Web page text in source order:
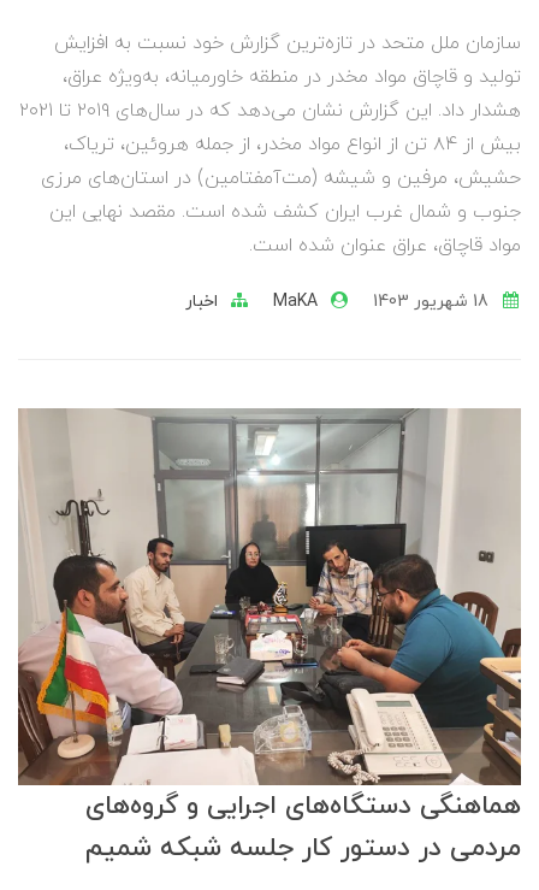
سازمان ملل متحد در تازه‌ترین گزارش خود نسبت به افزایش
تولید و قاچاق مواد مخدر در منطقه خاورمیانه، به‌ویژه عراق،
هشدار داد. این گزارش نشان می‌دهد که در سال‌های ۲۰۱۹ تا ۲۰۲۱
بیش از ۸۴ تن از انواع مواد مخدر، از جمله هروئین، تریاک،
حشیش، مرفین و شیشه (مت‌آمفتامین) در استان‌های مرزی
جنوب و شمال غرب ایران کشف شده است. مقصد نهایی این
مواد قاچاق، عراق عنوان شده است.
MaKA اخبار
هماهنگی دستگاه‌های اجرایی و گروه‌های
مردمی در دستور کار جلسه شبکه شمیم